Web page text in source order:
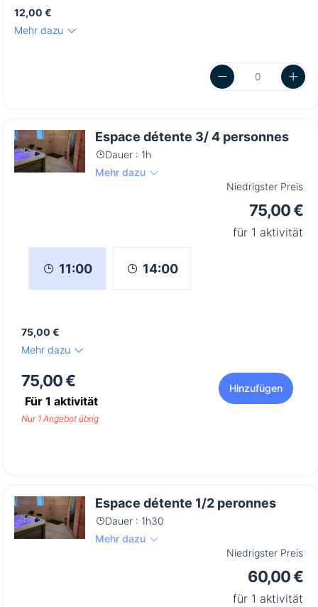
12,00 €
Mehr dazu
Espace détente 3/ 4 personnes
Dauer : 1h
Mehr dazu
Niedrigster Preis
75,00 €
für 1 aktivität
11:00 14:00
75,00 €
Mehr dazu
75,00 €
Für 1 aktivität
Hinzufügen
Nur 1 Angebot übrig
Espace détente 1/2 peronnes
Dauer : 1h30
Mehr dazu
Niedrigster Preis
60,00 €
für 1 aktivität